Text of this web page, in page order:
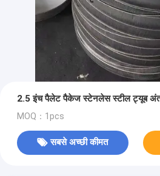
2.5 इंच पैलेट पैकेज स्टेनलेस स्टील ट्यूब अंत
MOQ：1pcs
सबसे अच्छी कीमत